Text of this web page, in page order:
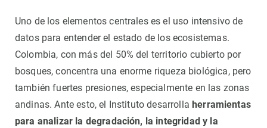
Uno de los elementos centrales es el uso intensivo de
datos para entender el estado de los ecosistemas.
Colombia, con más del 50% del territorio cubierto por
bosques, concentra una enorme riqueza biológica, pero
también fuertes presiones, especialmente en las zonas
andinas. Ante esto, el Instituto desarrolla herramientas
para analizar la degradación, la integridad y la